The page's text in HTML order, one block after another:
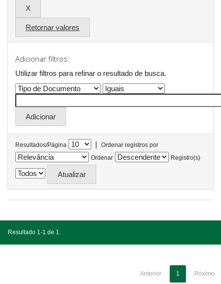
Retornar valores
Adicionar filtros:
Utilizar filtros para refinar o resultado de busca.
Resultados/Página |
Ordenar registros por
Ordenar
Registro(s)
Resultado 1-1 de 1.
Anterior 1 Póximo